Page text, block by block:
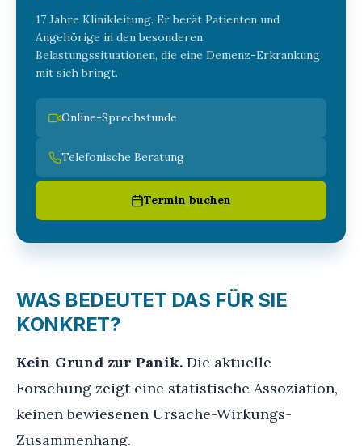
17 Jahre Klinikleitung. Er berät Patienten und
Angehörige in den besonderen
Belastungssituationen, die eine Demenz-Erkrankung
mit sich bringt.
Online-Sprechstunde
Telefonische Beratung
Termin buchen
WAS BEDEUTET DAS FÜR SIE
KONKRET?
Kein Grund zur Panik. Die aktuelle
Forschung zeigt eine statistische Assoziation,
keinen bewiesenen Ursache-Wirkungs-
Zusammenhang.